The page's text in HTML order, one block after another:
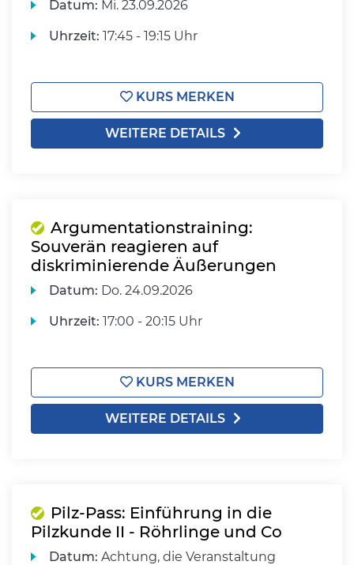
Datum: Mi. 23.09.2026
Uhrzeit: 17:45 - 19:15 Uhr
KURS MERKEN
WEITERE DETAILS
Argumentationstraining:
Souverän reagieren auf
diskriminierende Äußerungen
Datum: Do. 24.09.2026
Uhrzeit: 17:00 - 20:15 Uhr
KURS MERKEN
WEITERE DETAILS
Pilz-Pass: Einführung in die
Pilzkunde II - Röhrlinge und Co
Datum: Achtung, die Veranstaltung